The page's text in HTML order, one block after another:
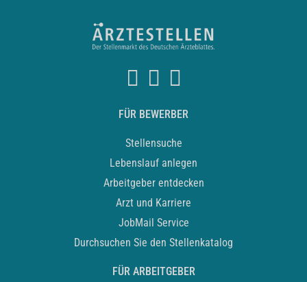
FÜR BEWERBER
Stellensuche
Lebenslauf anlegen
Arbeitgeber entdecken
Arzt und Karriere
JobMail Service
Durchsuchen Sie den Stellenkatalog
FÜR ARBEITGEBER